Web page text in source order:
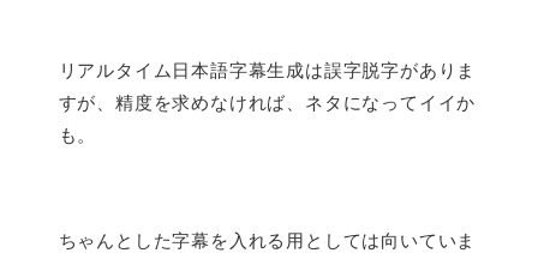
リアルタイム日本語字幕生成は誤字脱字がありま
すが、精度を求めなければ、ネタになってイイか
も。
ちゃんとした字幕を入れる用としては向いていま